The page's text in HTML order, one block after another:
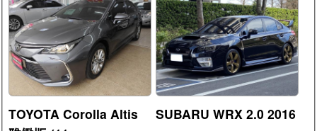
TOYOTA Corolla Altis
SUBARU WRX 2.0 2016